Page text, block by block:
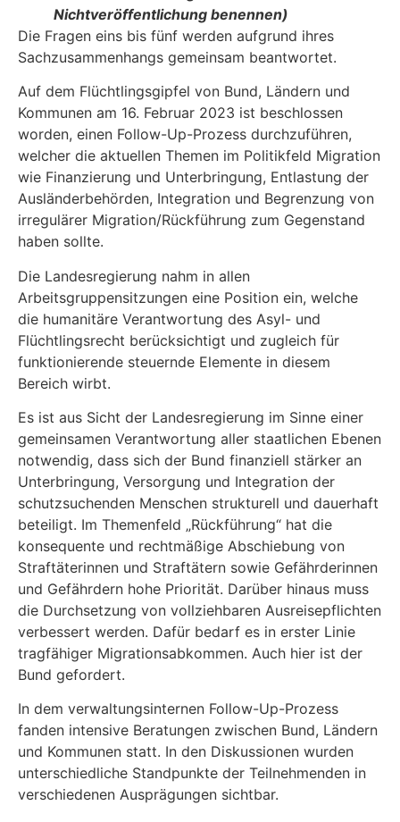
Nichtveröffentlichung benennen)
Die Fragen eins bis fünf werden aufgrund ihres
Sachzusammenhangs gemeinsam beantwor­tet.
Auf dem Flüchtlingsgipfel von Bund, Ländern und
Kommunen am 16. Februar 2023 ist be­schlossen
worden, einen Follow-Up-Prozess durchzuführen,
welcher die aktuellen Themen im Politikfeld Migration
wie Finanzierung und Unterbringung, Entlastung der
Ausländerbehörden, Integration und Begrenzung von
irregulärer Migration/Rückführung zum Gegenstand
haben sollte.
Die Landesregierung nahm in allen
Arbeitsgruppensitzungen eine Position ein, welche
die hu­manitäre Verantwortung des Asyl- und
Flüchtlingsrecht berücksichtigt und zugleich für
funkti­onierende steuernde Elemente in diesem
Bereich wirbt.
Es ist aus Sicht der Landesregierung im Sinne einer
gemeinsamen Verantwortung aller staat­lichen Ebenen
notwendig, dass sich der Bund finanziell stärker an
Unterbringung, Versorgung und Integration der
schutzsuchenden Menschen strukturell und dauerhaft
beteiligt. Im The­menfeld „Rückführung“ hat die
konsequente und rechtmäßige Abschiebung von
Straftäterinnen und Straftätern sowie Gefährderinnen
und Gefährdern hohe Priorität. Darüber hinaus muss
die Durchsetzung von vollziehbaren Ausreisepflichten
verbessert werden. Dafür bedarf es in erster Linie
tragfähiger Migrationsabkommen. Auch hier ist der
Bund gefordert.
In dem verwaltungsinternen Follow-Up-Prozess
fanden intensive Beratungen zwischen Bund, Ländern
und Kommunen statt. In den Diskussionen wurden
unterschiedliche Standpunkte der Teilnehmenden in
verschiedenen Ausprägungen sichtbar.